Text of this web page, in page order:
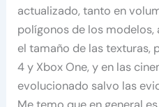
actualizado, tanto en
polígonos de los
el tamaño de las texturas,
4 y Xbox One, y en las
evolucionado salvo las